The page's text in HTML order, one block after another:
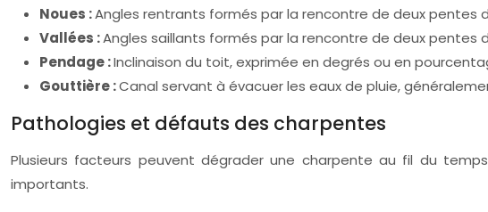
Noues :Angles rentrants formés par la rencontre de deux pentes
Vallées :Angles saillants formés par la rencontre de deux pentes
Pendage :Inclinaison du toit, exprimée en degrés ou en
Gouttière :Canal servant à évacuer les eaux de pluie,
Pathologies et défauts des charpentes
Plusieurs facteurs peuvent dégrader une charpente au fil du
importants.